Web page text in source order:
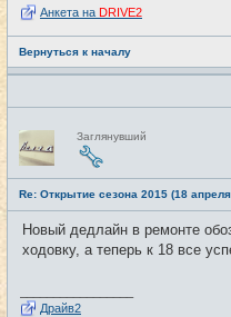
Анкета на DRIVE2
Вернуться к началу
Н
е
в
с
е
т
и
Заглянувший
Re: Открытие сезона 2015 (18
Новый дедлайн в ремонте
ходовку, а теперь к 18 все
Драйв2